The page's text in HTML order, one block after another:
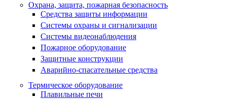
Охрана, защита, пожарная безопасность
Средства защиты информации
Системы охраны и сигнализации
Системы видеонаблюдения
Пожарное оборудование
Защитные конструкции
Аварийно-спасательные средства
Термическое оборудование
Плавильные печи